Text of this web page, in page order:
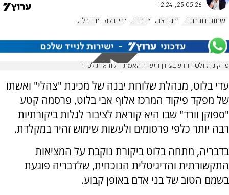
25.05.26, 12:24
רשתות חברתיות ארגון צהר מיוחדים אבי בלוט עדי בלוט
פייק ניוז ולשון הרע בעידן היעדר האמת | קוראות לסדר
עדי בלוט, מנהלת שלוחת יבנה של מכינת "צהלי" ואשתו
של מפקד פיקוד המרכז אלוף אבי בלוט, פרסמה קטע
"ספוקן וורד" שבו היא קוראת לציבור לגלות ביקורתיות
רבה יותר כלפי פרסומים ולעשות שימוש זהיר במקלדת.
בדבריה, מתחה בלוט ביקורת נוקבת על המציאות
התקשורתית והדיגיטלית הנוכחית, שלדבריה פוגעת
בשמם הטוב של בני אדם באופן קבוע.